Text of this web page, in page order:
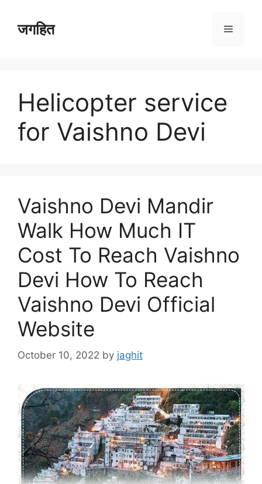
contentजगहित Menu
Helicopter service
for Vaishno Devi
Vaishno Devi Mandir
Walk How Much IT
Cost To Reach Vaishno
Devi How To Reach
Vaishno Devi Official
Website
October 10, 2022 by jaghit